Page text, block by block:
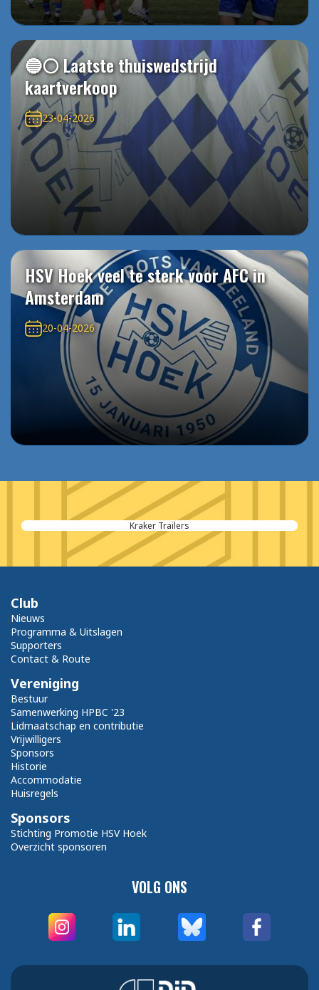
🔵⚪️ Laatste thuiswedstrijd
kaartverkoop
23-04-2026
HSV Hoek veel te sterk voor AFC in
Amsterdam
20-04-2026
Kraker Trailers
VOLG ONS
Club
Nieuws
Programma & Uitslagen
Supporters
Contact & Route
Vereniging
Bestuur
Samenwerking HPBC '23
Lidmaatschap en contributie
Vrijwilligers
Sponsors
Historie
Accommodatie
Huisregels
Sponsors
Stichting Promotie HSV Hoek
Overzicht sponsoren